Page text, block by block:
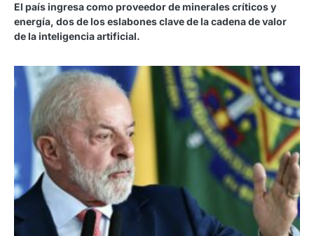
El país ingresa como proveedor de minerales críticos y
energía, dos de los eslabones clave de la cadena de valor
de la inteligencia artificial.